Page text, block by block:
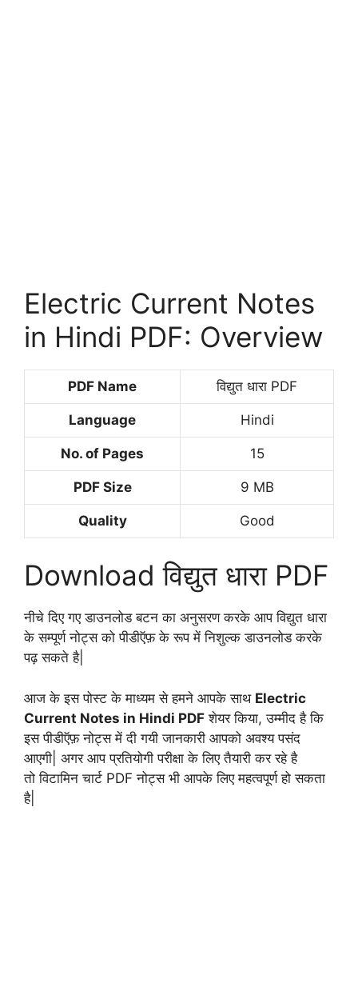
Electric Current Notes
in Hindi PDF: Overview
PDF Name विद्युत धारा PDF
Language Hindi
No. of Pages 15
PDF Size 9 MB
Quality Good
Download विद्युत धारा PDF
नीचे दिए गए डाउनलोड बटन का अनुसरण करके आप विद्युत धारा
के सम्पूर्ण नोट्स को पीडीऍफ़ के रूप में निशुल्क डाउनलोड करके
पढ़ सकते है|
आज के इस पोस्ट के माध्यम से हमने आपके साथ Electric
Current Notes in Hindi PDF शेयर किया, उम्मीद है कि
इस पीडीऍफ़ नोट्स में दी गयी जानकारी आपको अवश्य पसंद
आएगी| अगर आप प्रतियोगी परीक्षा के लिए तैयारी कर रहे है
तो विटामिन चार्ट PDF नोट्स भी आपके लिए महत्वपूर्ण हो सकता
है|